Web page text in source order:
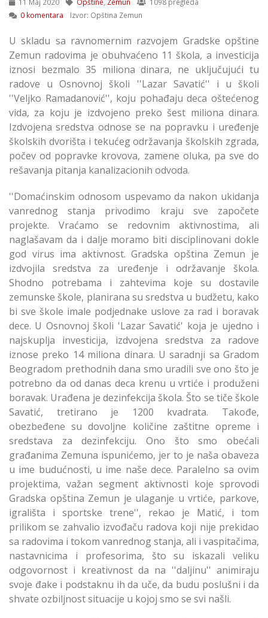
0 komentara
Izvor: Opština Zemun
U skladu sa ravnomernim razvojem Gradske opštine
Zemun radovima je obuhvaćeno 11 škola, a investicija
iznosi bezmalo 35 miliona dinara, ne uključujući tu
radove u Osnovnoj školi ''Lazar Savatić'' i u školi
''Veljko Ramadanović'', koju pohađaju deca oštećenog
vida, za koju je izdvojeno preko šest miliona dinara.
Izdvojena sredstva odnose se na popravku i uređenje
školskih dvorišta i tekućeg održavanja školskih zgrada,
počev od popravke krovova, zamene oluka, pa sve do
rešavanja pitanja kanalizacionih odvoda.
''Domaćinskim odnosom uspevamo da nakon ukidanja
vanrednog stanja privodimo kraju sve započete
projekte. Vraćamo se redovnim aktivnostima, ali
naglašavam da i dalje moramo biti disciplinovani dokle
god virus ima aktivnost. Gradska opština Zemun je
izdvojila sredstva za uređenje i održavanje škola.
Shodno potrebama i zahtevima koje su dostavile
zemunske škole, planirana su sredstva u budžetu, kako
bi sve škole imale podjednake uslove za rad i boravak
dece. U Osnovnoj školi 'Lazar Savatić' koja je ujedno i
najskuplja investicija, izdvojena sredstva za radove
iznose preko 14 miliona dinara. U saradnji sa Gradom
Beogradom prethodnih dana smo uradili sve ono što je
potrebno da od danas deca krenu u vrtiće i produženi
boravak. Urađena je dezinfekcija škola. Što se tiče škole
Savatić, tretirano je 1200 kvadrata. Takođe,
obezbeđene su dovoljne količine zaštitne opreme i
sredstava za dezinfekciju. Ono što smo obećali
građanima Zemuna ispunićemo, jer to je naša obaveza
u ime budućnosti, u ime naše dece. Paralelno sa ovim
projektima, važan segment aktivnosti koje sprovodi
Gradska opština Zemun je ulaganje u vrtiće, parkove,
igrališta i sportske trene'', rekao je Matić, i tom
prilikom se zahvalio izvođaču radova koji nije prekidao
sa radovima i tokom vanrednog stanja, ali i vaspitačima,
nastavnicima i profesorima, što su iskazali veliku
odgovornost i kreativnost da na ''daljinu'' animiraju
svoje đake i podstaknu ih da uče, da budu poslušni i da
shvate ozbiljnost situacije u kojoj smo se svi našli.